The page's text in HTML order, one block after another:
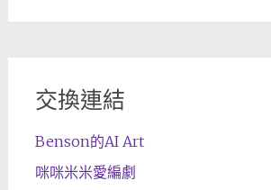
交換連結
Benson的AI Art
咪咪米米愛編劇